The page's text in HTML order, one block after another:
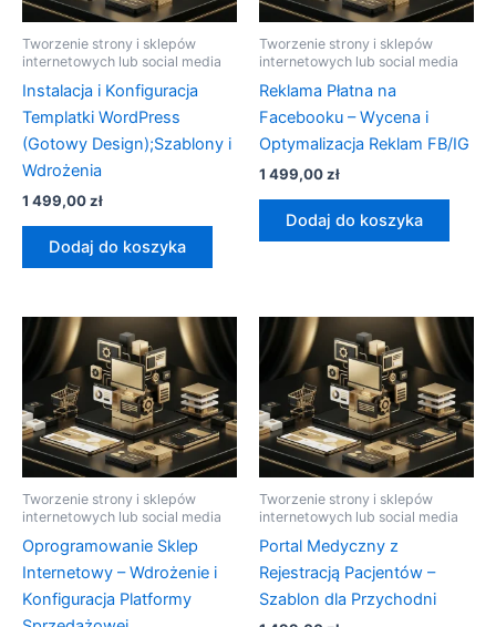
Tworzenie strony i sklepów
internetowych lub social media
Instalacja i Konfiguracja
Templatki WordPress
(Gotowy Design);Szablony i
Wdrożenia
1 499,00zł
Dodaj do koszyka
Tworzenie strony i sklepów
internetowych lub social media
Reklama Płatna na
Facebooku – Wycena i
Optymalizacja Reklam FB/IG
1 499,00zł
Dodaj do koszyka
Tworzenie strony i sklepów
internetowych lub social media
Oprogramowanie Sklep
Internetowy – Wdrożenie i
Konfiguracja Platformy
Tworzenie strony i sklepów
internetowych lub social media
Portal Medyczny z
Rejestracją Pacjentów –
Szablon dla Przychodni